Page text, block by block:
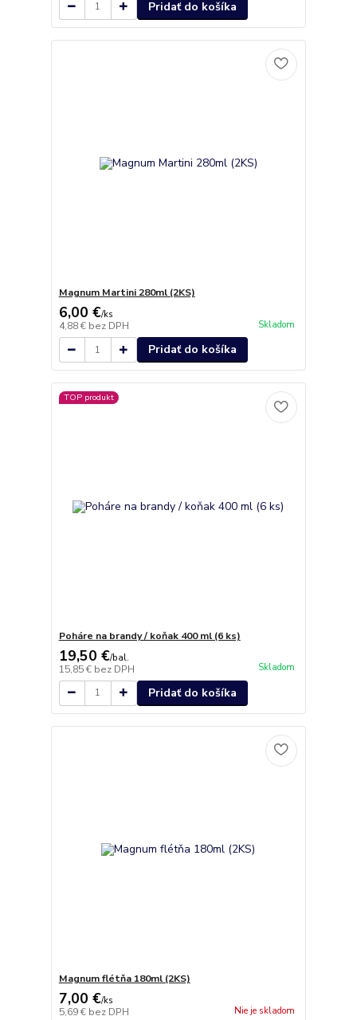
Pridať do košíka
Magnum Martini 280ml (2KS)
6,00 €/ks
4,88 € bez DPH Skladom
Pridať do košíka
TOP produkt
Poháre na brandy / koňak 400 ml (6 ks)
19,50 €/bal.
15,85 € bez DPH Skladom
Pridať do košíka
Magnum flétňa 180ml (2KS)
7,00 €/ks
5,69 € bez DPH Nie je skladom